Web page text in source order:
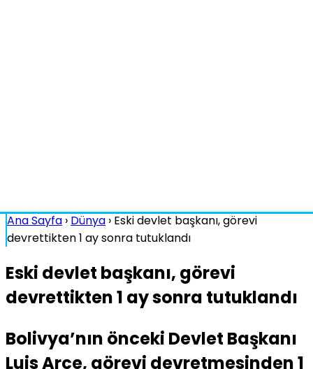
Ana Sayfa › Dünya › Eski devlet başkanı, görevi
devrettikten 1 ay sonra tutuklandı
Eski devlet başkanı, görevi
devrettikten 1 ay sonra tutuklandı
Bolivya’nın önceki Devlet Başkanı
Luis Arce, görevi devretmesinden 1